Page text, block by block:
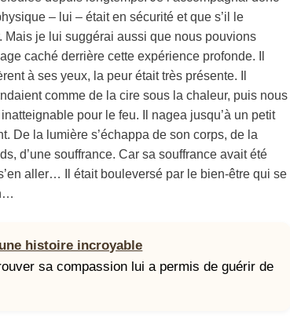
– lui – était en sécurité et que s’il le
Mais je lui suggérai aussi que nous pouvions
caché derrière cette expérience profonde. Il
à ses yeux, la peur était très présente. Il
comme de la cire sous la chaleur, puis nous
pour le feu. Il nagea jusqu’à un petit
De la lumière s’échappa de son corps, de la
d’une souffrance. Car sa souffrance avait été
aller… Il était bouleversé par le bien-être qui se
histoire incroyable
sa compassion lui a permis de guérir de